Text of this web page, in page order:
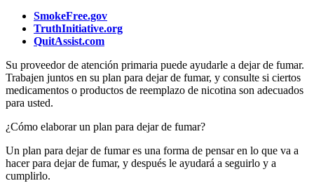
SmokeFree.gov
TruthInitiative.org
QuitAssist.com
Su proveedor de atención primaria puede ayudarle a dejar de fumar.
Trabajen juntos en su plan para dejar de fumar, y consulte si ciertos
medicamentos o productos de reemplazo de nicotina son adecuados
para usted.
¿Cómo elaborar un plan para dejar de fumar?
Un plan para dejar de fumar es una forma de pensar en lo que va a
hacer para dejar de fumar, y después le ayudará a seguirlo y a
cumplirlo.